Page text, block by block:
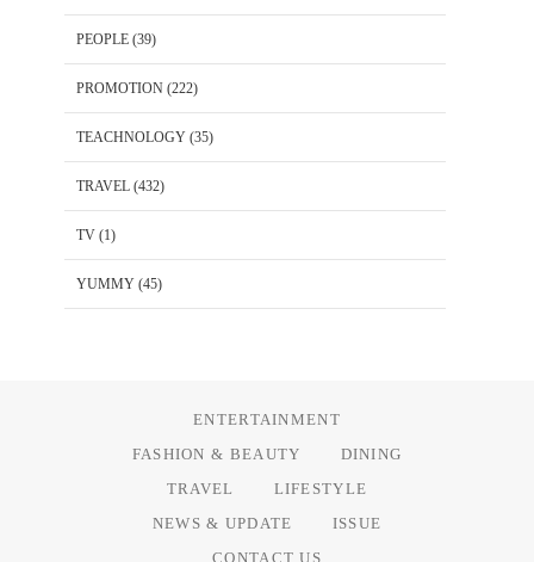
PEOPLE (39)
PROMOTION (222)
TEACHNOLOGY (35)
TRAVEL (432)
TV (1)
YUMMY (45)
ENTERTAINMENT
FASHION & BEAUTY
DINING
TRAVEL
LIFESTYLE
NEWS & UPDATE
ISSUE
CONTACT US